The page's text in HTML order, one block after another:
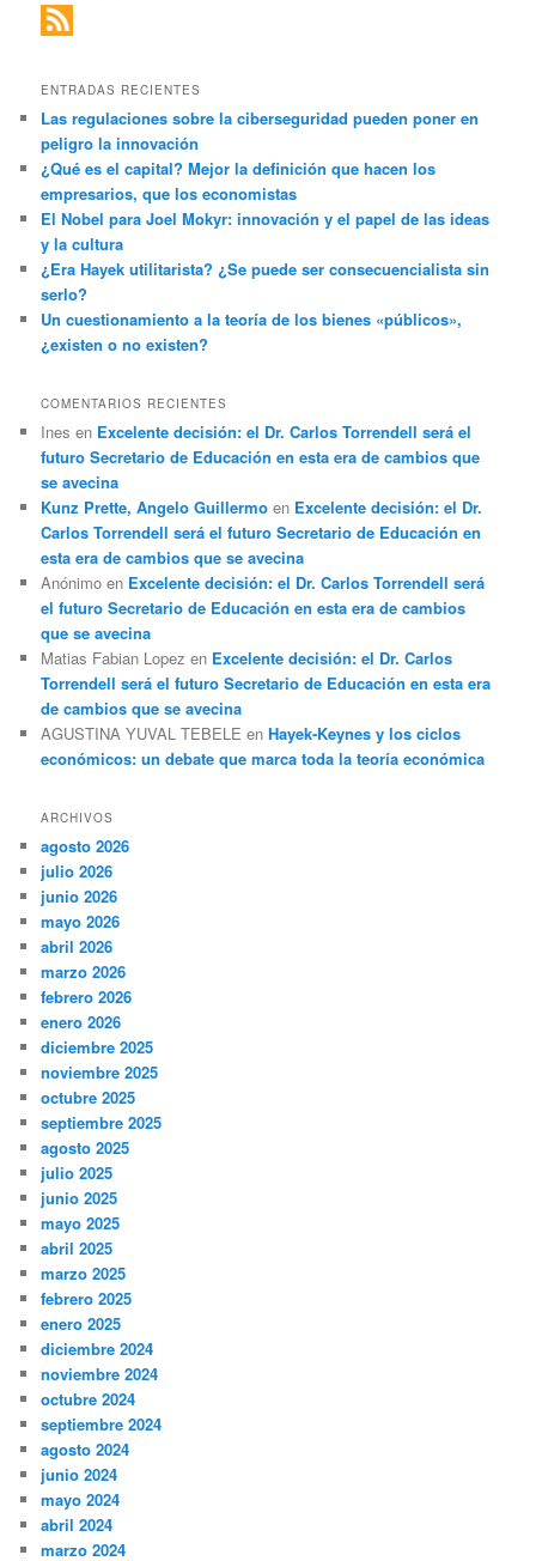
ENTRADAS RECIENTES
Las regulaciones sobre la ciberseguridad pueden poner en
peligro la innovación
¿Qué es el capital? Mejor la definición que hacen los
empresarios, que los economistas
El Nobel para Joel Mokyr: innovación y el papel de las ideas
y la cultura
¿Era Hayek utilitarista? ¿Se puede ser consecuencialista sin
serlo?
Un cuestionamiento a la teoría de los bienes «públicos»,
¿existen o no existen?
COMENTARIOS RECIENTES
Ines en Excelente decisión: el Dr. Carlos Torrendell será el
futuro Secretario de Educación en esta era de cambios que
se avecina
Kunz Prette, Angelo Guillermo en Excelente decisión: el Dr.
Carlos Torrendell será el futuro Secretario de Educación en
esta era de cambios que se avecina
Anónimo en Excelente decisión: el Dr. Carlos Torrendell será
el futuro Secretario de Educación en esta era de cambios
que se avecina
Matias Fabian Lopez en Excelente decisión: el Dr. Carlos
Torrendell será el futuro Secretario de Educación en esta era
de cambios que se avecina
AGUSTINA YUVAL TEBELE enHayek-Keynes y los ciclos
económicos: un debate que marca toda la teoría económica
ARCHIVOS
agosto 2026
julio 2026
junio 2026
mayo 2026
abril 2026
marzo 2026
febrero 2026
enero 2026
diciembre 2025
noviembre 2025
octubre 2025
septiembre 2025
agosto 2025
julio 2025
junio 2025
mayo 2025
abril 2025
marzo 2025
febrero 2025
enero 2025
diciembre 2024
noviembre 2024
octubre 2024
septiembre 2024
agosto 2024
junio 2024
mayo 2024
abril 2024
marzo 2024